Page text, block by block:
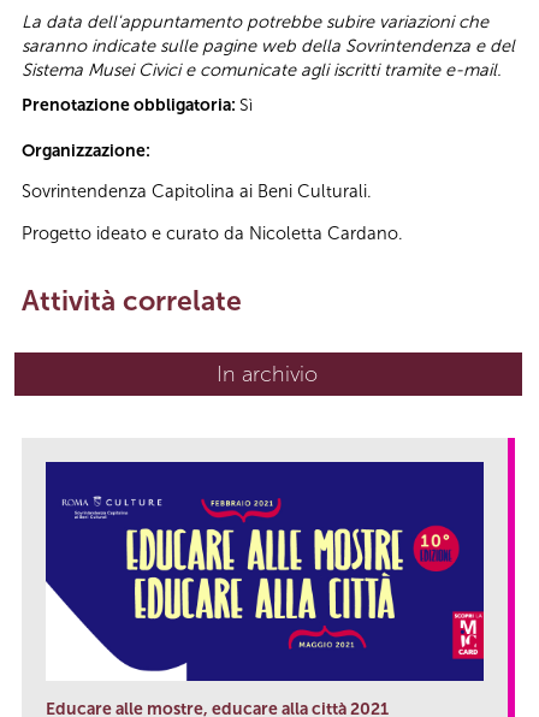
La data dell'appuntamento potrebbe subire variazioni che
saranno indicate sulle pagine web della Sovrintendenza e del
Sistema Musei Civici e comunicate agli iscritti tramite e-mail.
Prenotazione obbligatoria: Sì
Organizzazione:
Sovrintendenza Capitolina ai Beni Culturali.
Progetto ideato e curato da Nicoletta Cardano.
Attività correlate
In archivio
Educare alle mostre, educare alla città 2021